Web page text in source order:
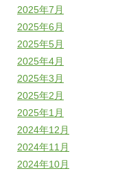
2025年7月
2025年6月
2025年5月
2025年4月
2025年3月
2025年2月
2025年1月
2024年12月
2024年11月
2024年10月